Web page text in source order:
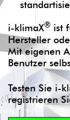
i-klimaX® ist
Hersteller
Mit eigenen
Benutzer
Testen Sie i-
registrieren